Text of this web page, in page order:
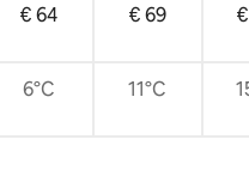
€ 64 € 69
6°C 11°C